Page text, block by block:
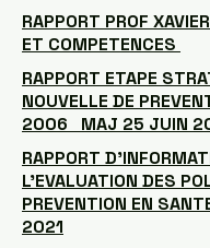
RAPPORT PROF
ET COMPETENCES
RAPPORT ETAPE
NOUVELLE DE
2006 MAJ 25 JUIN
RAPPORT
L'EVALUATION DES
PREVENTION EN
2021